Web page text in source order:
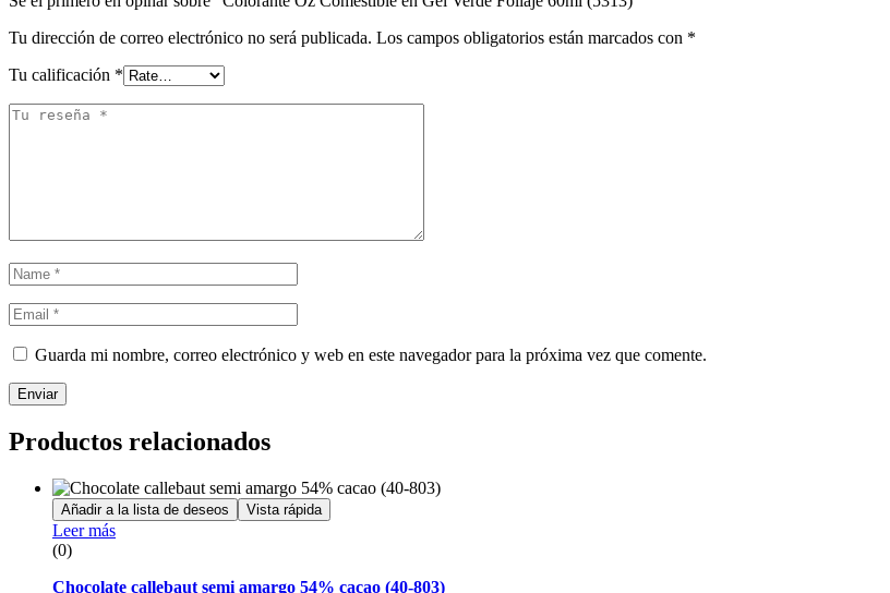
Tu dirección de correo electrónico no será publicada. Los campos obligatorios están marcados con *
Tu calificación *
Guarda mi nombre, correo electrónico y web en este navegador para la próxima vez que comente.
Enviar
Productos relacionados
Añadir a la lista de deseos Vista rápida
Leer más
(0)
Chocolate callebaut semi amargo 54% cacao (40-803)